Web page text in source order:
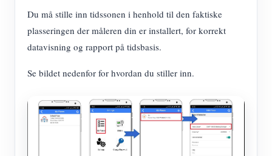
System for energiprognoser og -simulering
applikasjoner
PV-varmekontrollsystem
Hjemmeautomatisering
butikk
Hurtigstart for produktet
Dokument
Samfunnet
Utvikler
Du må stille inn tidssonen i henhold til den faktiske
plasseringen der måleren din er installert, for korrekt
datavisning og rapport på tidsbasis.
Se bildet nedenfor for hvordan du stiller inn.